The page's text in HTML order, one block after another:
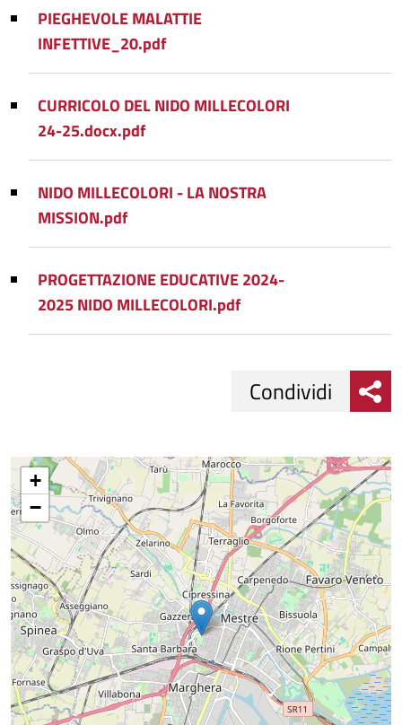
PIEGHEVOLE MALATTIE
INFETTIVE_20.pdf
CURRICOLO DEL NIDO MILLECOLORI
24-25.docx.pdf
NIDO MILLECOLORI - LA NOSTRA
MISSION.pdf
PROGETTAZIONE EDUCATIVE 2024-
2025 NIDO MILLECOLORI.pdf
su
Facebook
Condividi
su
Twitter
Condividi
su
Google
Plus
Condividi
su
Whatsapp
Condividi
+
−